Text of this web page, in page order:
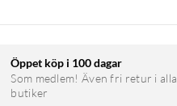
Öppet köp i 100 dagar
Som medlem! Även fri retur i alla
butiker